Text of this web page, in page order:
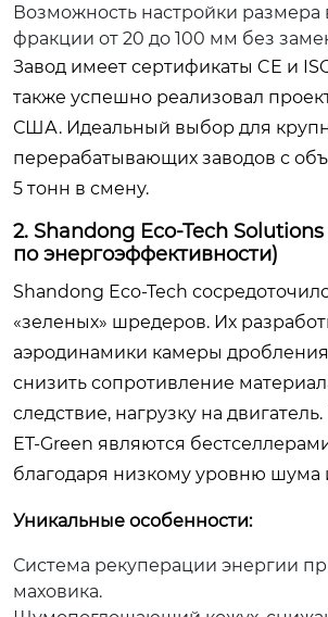
Возможность настройки размера
фракции от 20 до 100 мм без
Завод имеет сертификаты CE и
также успешно реализовал
США. Идеальный выбор для
перерабатывающих заводов с
5 тонн в смену.
2. Shandong Eco-Tech
по энергоэффективности)
Shandong Eco-Tech
«зеленых» шредеров. Их
аэродинамики камеры
снизить сопротивление
следствие, нагрузку на
ET-Green являются
благодаря низкому уровню шума
Уникальные особенности:
Система рекуперации энергии
маховика.